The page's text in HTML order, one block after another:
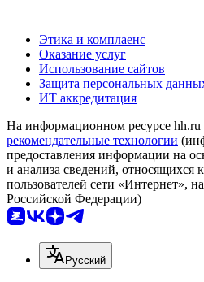
Этика и комплаенс
Оказание услуг
Использование сайтов
Защита персональных
ИТ аккредитация
На информационном ресурсе hh.ru
рекомендательные технологии
предоставления информации на
и анализа сведений, относящихся
пользователей сети «Интернет»,
Российской Федерации)
Русский